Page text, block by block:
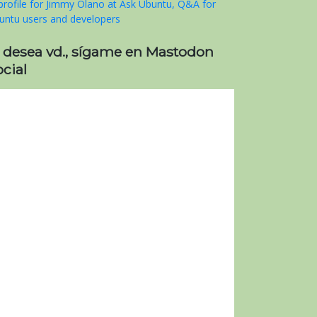
desea vd., sígame en Mastodon